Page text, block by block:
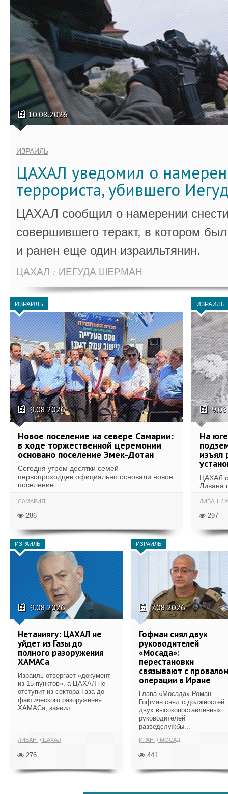
10.08.2026
ИЗРАИЛЬ
ЦАХАЛ уведомил о
террориста, убившего
ЦАХАЛ сообщил о намерении
совершившего теракт, в котором
и ранен еще один израильтянин.
ЦАХАЛ ИЕГУДА ШЕРМАН
ИЗРАИЛЬ
9.08.2026
Новое поселение на севере Самарии:
в ходе торжественной церемонии
основано поселение Эмек-Дотан
Сегодня утром десятки семей
первопроходцев официально основали новое
поселение...
САМАРИЯ
286
ИЗРАИЛЬ
На
изъял
ЦАХАЛ
Ливана
ЛИВАН
297
ИЗРАИЛЬ
9.08.2026
Нетаниягу: ЦАХАЛ не
уйдет из Газы до
полного разоружения
ХАМАСа
Израиль отвергает «документ
из 15 пунктов», а ЦАХАЛ не
отступит из сектора Газа до
фактического разоружения
ХАМАСа, заявил...
ЛИВАН ЦАХАЛ
276
ИЗРАИЛЬ
7.08.2026
Гофман снял двух
руководителей
«Мосада»:
перестановки
связывают с
операции в Иране
Глава «Мосада» Роман
Гофман снял с должностей
двух высокопоставленных
руководителей
разведслужбы...
ИРАН МОСАД
441